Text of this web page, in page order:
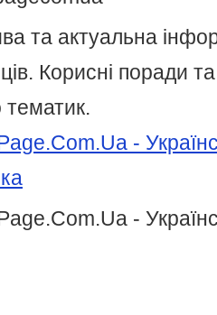
та актуальна
Корисні поради
тематик.
-
-